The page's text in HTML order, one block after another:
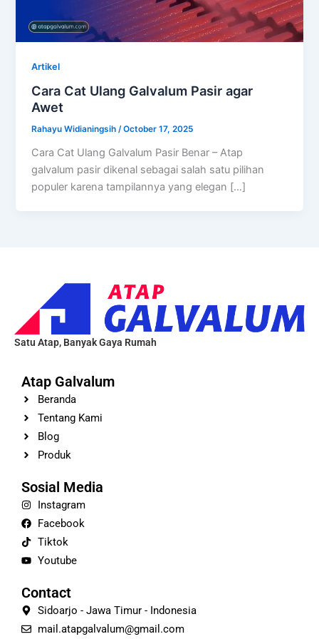
Artikel
Cara Cat Ulang Galvalum Pasir agar
Awet
Rahayu Widianingsih/October 17, 2025
Cara Cat Ulang Galvalum Pasir Benar – Atap
galvalum pasir dikenal sebagai salah satu pilihan
populer karena tampilannya yang elegan […]
Satu Atap, Banyak Gaya Rumah
Atap Galvalum
Beranda
Tentang Kami
Blog
Produk
Sosial Media
Instagram
Facebook
Tiktok
Youtube
Contact
Sidoarjo - Jawa Timur - Indonesia
mail.atapgalvalum@gmail.com